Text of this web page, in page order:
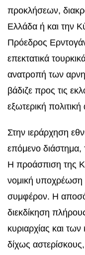
προκλήσεων,
Ελλάδα ή και την
Πρόεδρος
επεκτατικά
ανατροπή των
βάδιζε προς τις
εξωτερική πολιτική
Στην ιεράρχηση
επόμενο διάστημα,
Η προάσπιση της
νομική υποχρέωση
συμφέρον. Η
διεκδίκηση
κυριαρχίας και
δίχως